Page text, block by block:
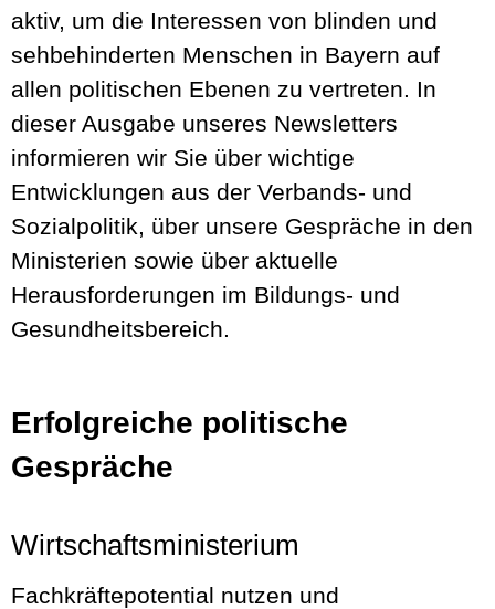
aktiv, um die Interessen von blinden und
sehbehinderten Menschen in Bayern auf
allen politischen Ebenen zu vertreten. In
dieser Ausgabe unseres Newsletters
informieren wir Sie über wichtige
Entwicklungen aus der Verbands- und
Sozialpolitik, über unsere Gespräche in den
Ministerien sowie über aktuelle
Herausforderungen im Bildungs- und
Gesundheitsbereich.
Erfolgreiche politische
Gespräche
Wirtschaftsministerium
Fachkräftepotential nutzen und